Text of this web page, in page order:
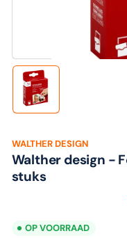
Laad
afbeelding
galerijweergave
WALTHER DESIGN
Walther design -
stuks
OP VOORRAAD